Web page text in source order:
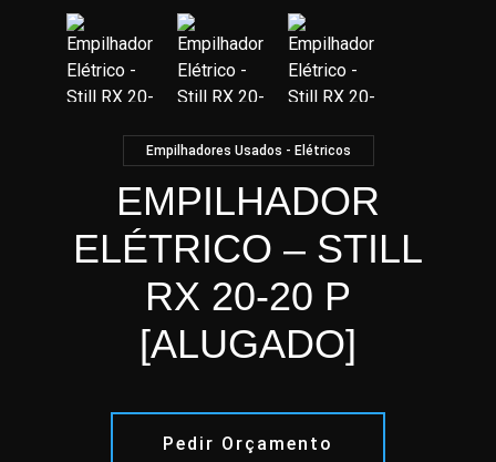
Empilhadores Usados - Elétricos
EMPILHADOR
ELÉTRICO – STILL
RX 20-20 P
[ALUGADO]
Pedir Orçamento